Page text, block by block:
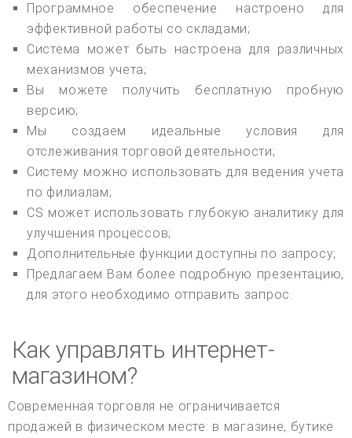
Программное обеспечение настроено для
эффективной работы со складами;
Система может быть настроена для различных
механизмов учета;
Вы можете получить бесплатную пробную
версию;
Мы создаем идеальные условия для
отслеживания торговой деятельности;
Систему можно использовать для ведения учета
по филиалам;
CS может использовать глубокую аналитику для
улучшения процессов;
Дополнительные функции доступны по запросу;
Предлагаем Вам более подробную презентацию,
для этого необходимо отправить запрос.
Как управлять интернет-
магазином?
Современная торговля не ограничивается
продажей в физическом месте: в магазине, бутике